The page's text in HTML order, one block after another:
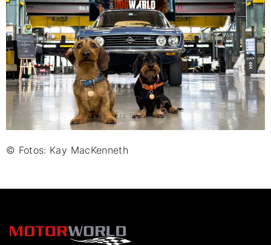
© Fotos: Kay MacKenneth